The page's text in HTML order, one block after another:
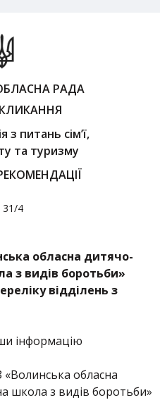
РАДА
з питань сім’ї,
та туризму
31/4
обласна дитячо-
з видів боротьби»
відділень з
інформацію
обласна
школа з видів боротьби»